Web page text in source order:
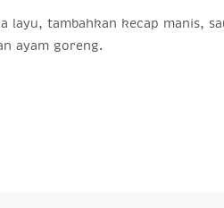
layu, tambahkan kecap manis,
ayam goreng.